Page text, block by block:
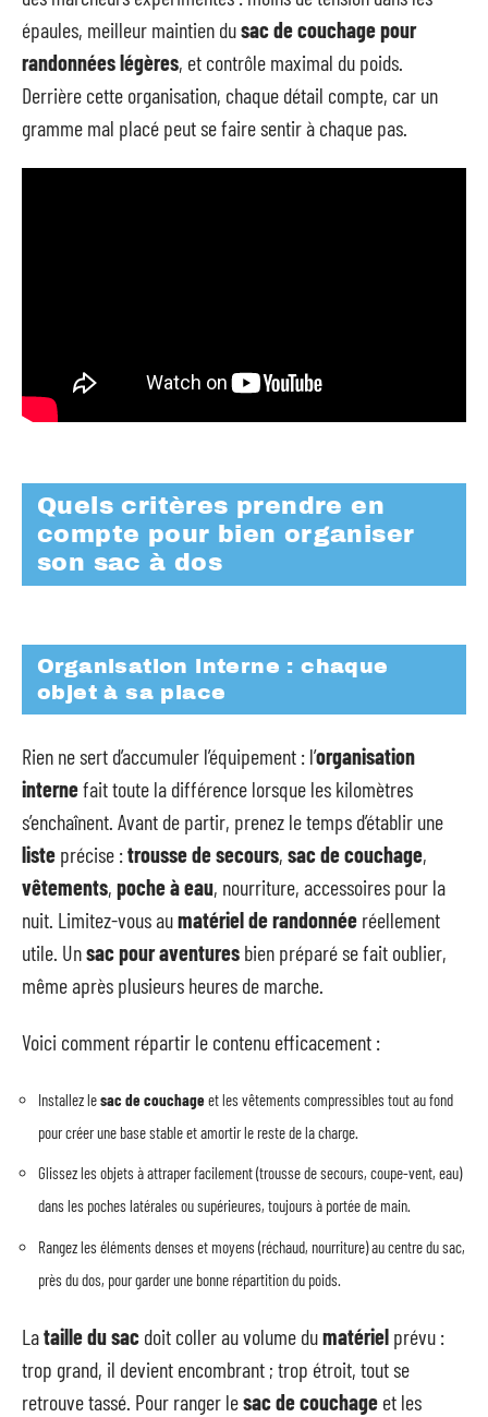
épaules, meilleur maintien dusac de couchage pour
randonnées légères, et contrôle maximal du poids.
Derrière cette organisation, chaque détail compte, car un
gramme mal placé peut se faire sentir à chaque pas.
Quels critères prendre en
compte pour bien organiser
son sac à dos
Organisation interne : chaque
objet à sa place
Rien ne sert d’accumuler l’équipement : l’organisation
internefait toute la différence lorsque les kilomètres
s’enchaînent. Avant de partir, prenez le temps d’établir une
liste précise :trousse de secours, sac de couchage,
vêtements, poche à eau, nourriture, accessoires pour la
nuit. Limitez-vous aumatériel de randonnée réellement
utile. Unsac pour aventures bien préparé se fait oublier,
même après plusieurs heures de marche.
Voici comment répartir le contenu efficacement :
Installez lesac de couchageet les vêtements compressibles tout au fond
pour créer une base stable et amortir le reste de la charge.
Glissez les objets à attraper facilement (trousse de secours, coupe-vent, eau)
dans les poches latérales ou supérieures, toujours à portée de main.
Rangez les éléments denses et moyens (réchaud, nourriture) au centre du sac,
près du dos, pour garder une bonne répartition du poids.
Lataille du sac doit coller au volume dumatériel prévu :
trop grand, il devient encombrant ; trop étroit, tout se
retrouve tassé. Pour ranger lesac de couchage et les